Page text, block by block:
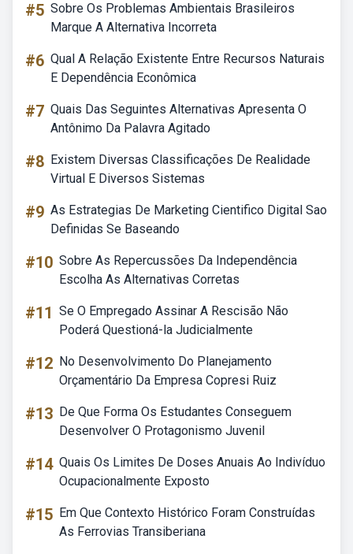
#5 Sobre Os Problemas Ambientais Brasileiros
Marque A Alternativa Incorreta
#6 Qual A Relação Existente Entre Recursos Naturais
E Dependência Econômica
#7 Quais Das Seguintes Alternativas Apresenta O
Antônimo Da Palavra Agitado
#8 Existem Diversas Classificações De Realidade
Virtual E Diversos Sistemas
#9 As Estrategias De Marketing Cientifico Digital Sao
Definidas Se Baseando
#10 Sobre As Repercussões Da Independência
Escolha As Alternativas Corretas
#11 Se O Empregado Assinar A Rescisão Não
Poderá Questioná-la Judicialmente
#12 No Desenvolvimento Do Planejamento
Orçamentário Da Empresa Copresi Ruiz
#13 De Que Forma Os Estudantes Conseguem
Desenvolver O Protagonismo Juvenil
#14 Quais Os Limites De Doses Anuais Ao Indivíduo
Ocupacionalmente Exposto
#15 Em Que Contexto Histórico Foram Construídas
As Ferrovias Transiberiana